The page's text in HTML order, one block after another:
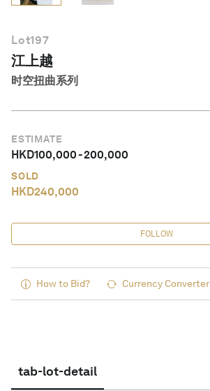
Lot197
江上越
时空扭曲系列
ESTIMATE
HKD100,000-200,000
SOLD
HKD240,000
FOLLOW
How to Bid? Currency Converter
tab-lot-detail